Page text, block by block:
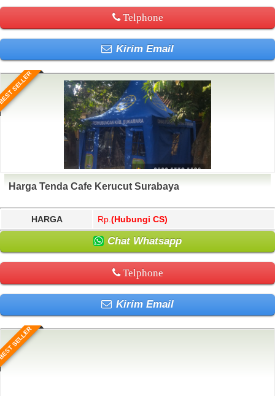
Telphone
Kirim Email
SELLER
Harga Tenda Cafe Kerucut Surabaya
HARGA Rp. (Hubungi CS)
Chat Whatsapp
Telphone
Kirim Email
SELLER